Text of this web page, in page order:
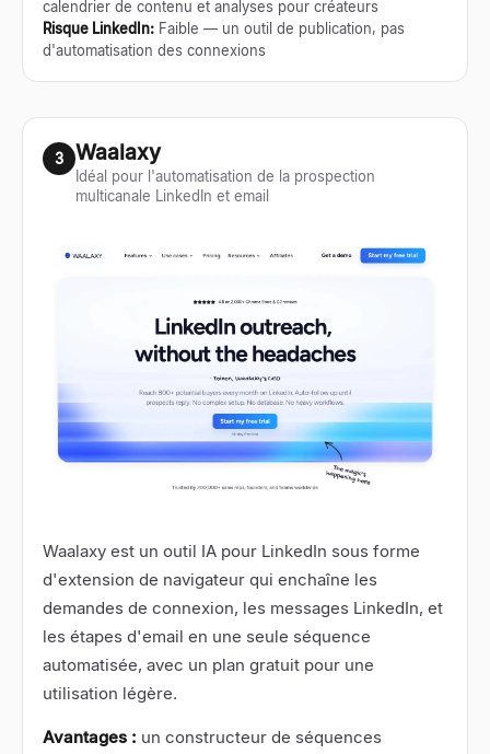
calendrier de contenu et analyses pour créateurs
Risque LinkedIn: Faible — un outil de publication, pas
d'automatisation des connexions
3 Waalaxy
Idéal pour l'automatisation de la prospection
multicanale LinkedIn et email
Waalaxy est un outil IA pour LinkedIn sous forme
d'extension de navigateur qui enchaîne les
demandes de connexion, les messages LinkedIn, et
les étapes d'email en une seule séquence
automatisée, avec un plan gratuit pour une
utilisation légère.
Avantages : un constructeur de séquences